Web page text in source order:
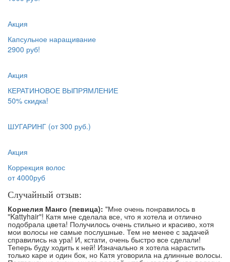
Акция
Капсульное наращивание
2900 руб!
Акция
КЕРАТИНОВОЕ ВЫПРЯМЛЕНИЕ
50% скидка!
ШУГАРИНГ (от 300 руб.)
Акция
Коррекция волос
от 4000руб
Случайный отзыв:
Корнелия Манго (певица): "Мне очень понравилось в
"Kattyhair"! Катя мне сделала все, что я хотела и отлично
подобрала цвета! Получилось очень стильно и красиво, хотя
мои волосы не самые послушные. Тем не менее с задачей
справились на ура! И, кстати, очень быстро все сделали!
Теперь буду ходить к ней! Изначально я хотела нарастить
только каре и один бок, но Катя уговорила на длинные волосы.